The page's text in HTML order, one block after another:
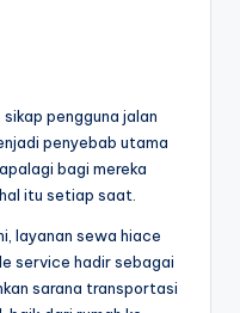
pengguna jalan
penyebab utama
bagi mereka
itu setiap saat.
layanan sewa hiace
service hadir sebagai
sarana transportasi